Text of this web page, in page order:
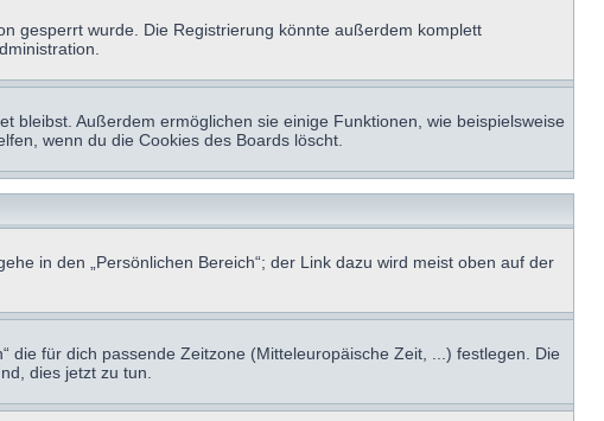
gesperrt wurde. Die Registrierung könnte außerdem komplett
bleibst. Außerdem ermöglichen sie einige Funktionen, wie beispielsweise
wenn du die Cookies des Boards löscht.
in den „Persönlichen Bereich“; der Link dazu wird meist oben auf der
die für dich passende Zeitzone (Mitteleuropäische Zeit, ...) festlegen. Die
dies jetzt zu tun.